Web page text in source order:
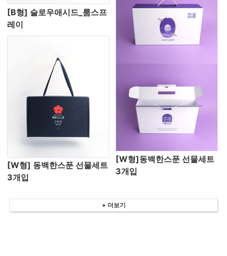
[B형] 슬로우애시드_룸스프
레이
[W형] 동백한스푼 선물세트
3개입
[W형]동백한스푼 선물세트
3개입
+ 더보기